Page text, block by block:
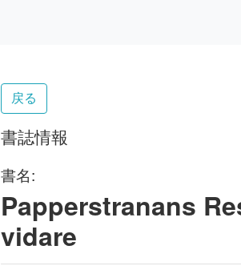
戻る
書誌情報
書名:
Papperstranans
vidare